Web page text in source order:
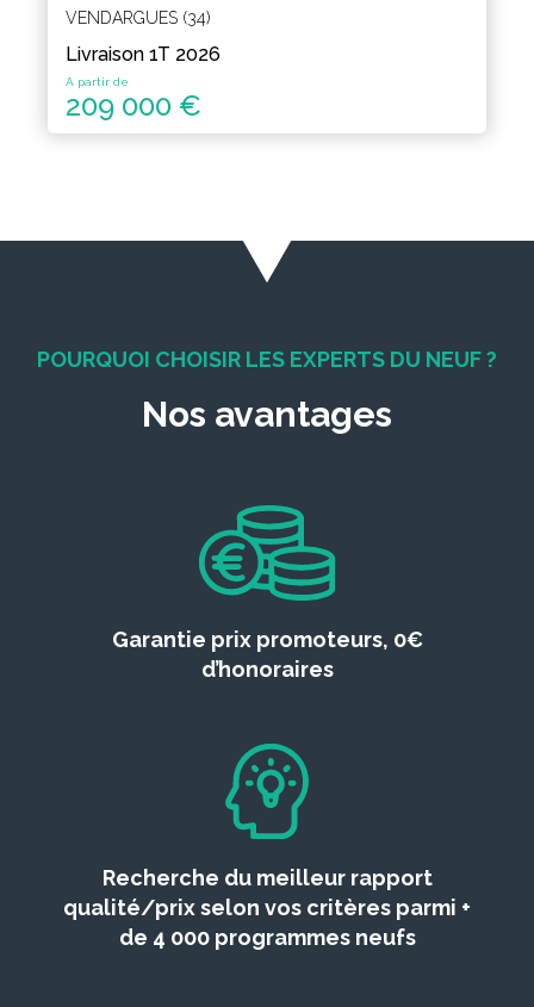
VENDARGUES (34)
Livraison 1T 2026
A partir de
209 000 €
POURQUOI CHOISIR LES EXPERTS DU NEUF ?
Nos avantages
Garantie prix promoteurs, 0€
d’honoraires
Recherche du meilleur rapport
qualité/prix selon vos critères parmi +
de 4 000 programmes neufs